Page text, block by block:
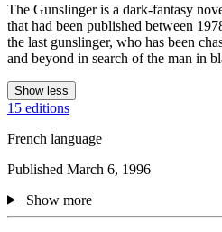
The Gunslinger is a dark-fantasy
that had been published between
the last gunslinger, who has been
and beyond in search of the man in
Show less
15 editions
French language
Published March 6, 1996
Show more